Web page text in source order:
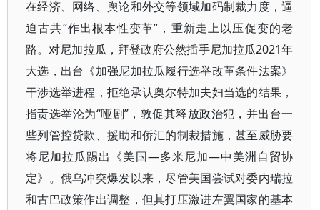
在经济、网络、舆论和外交等领域加码制裁力度，逼
迫古共“作出根本性变革”，重新走上以压促变的老
路。对尼加拉瓜，拜登政府公然插手尼加拉瓜2021年
大选，出台《加强尼加拉瓜履行选举改革条件法案》
干涉选举进程，拒绝承认奥尔特加夫妇当选的结果，
指责选举沦为“哑剧”，敦促其释放政治犯，并出台一
些列管控贷款、援助和侨汇的制裁措施，甚至威胁要
将尼加拉瓜踢出《美国—多米尼加—中美洲自贸协
定》。俄乌冲突爆发以来，尽管美国尝试对委内瑞拉
和古巴政策作出调整，但其打压激进左翼国家的基本